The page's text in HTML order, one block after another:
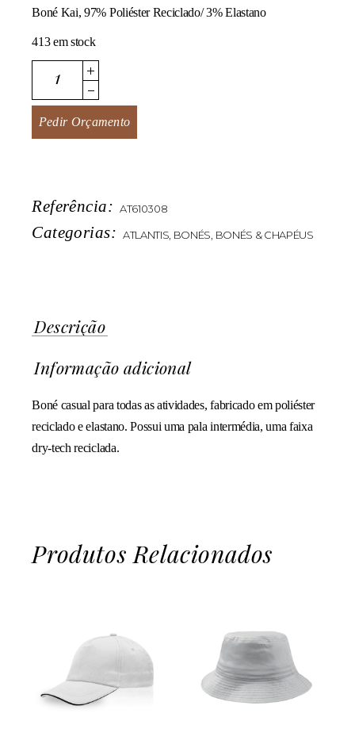
Boné Kai, 97% Poliéster Reciclado/ 3% Elastano
413 em stock
KAI quantity
Pedir Orçamento
Referência: AT610308
Categorias: ATLANTIS, BONÉS, BONÉS & CHAPÉUS
Descrição
Informação adicional
Boné casual para todas as atividades, fabricado em poliéster
reciclado e elastano. Possui uma pala intermédia, uma faixa
dry-tech reciclada.
Produtos Relacionados